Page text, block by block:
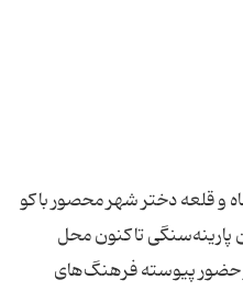
و قلعه دختر شهر محصور باكو
پارینه‌سنگی تاكنون محل
حضور پیوسته فرهنگ‌های